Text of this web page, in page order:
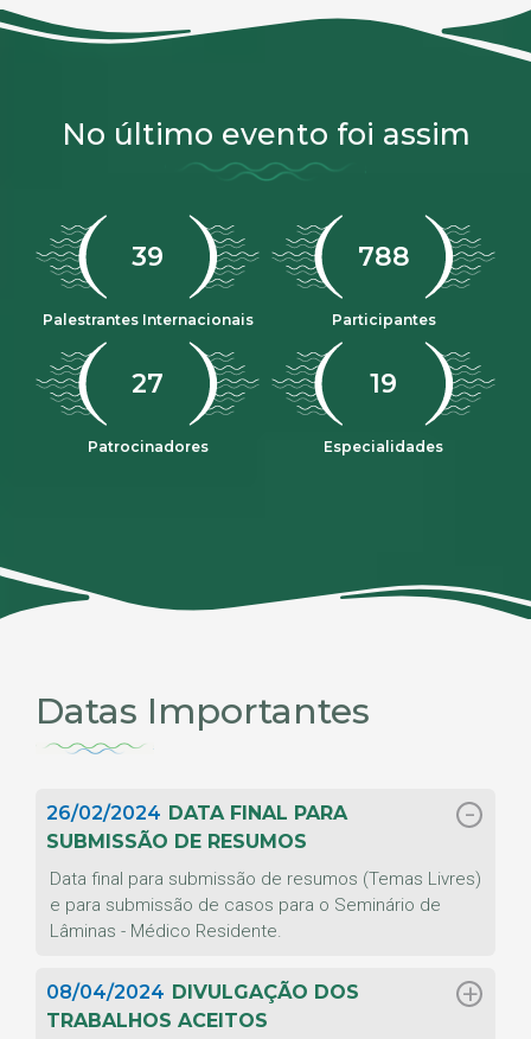
No último evento foi assim
47
Palestrantes Internacionais
968
Participantes
33
Patrocinadores
23
Especialidades
Datas Importantes
26/02/2024 DATA FINAL PARA
SUBMISSÃO DE RESUMOS
Data final para submissão de resumos (Temas Livres)
e para submissão de casos para o Seminário de
Lâminas - Médico Residente.
08/04/2024 DIVULGAÇÃO DOS
TRABALHOS ACEITOS